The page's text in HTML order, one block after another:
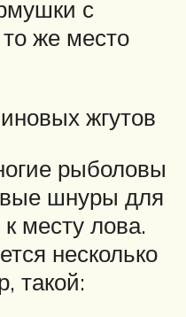
с
же место
жгутов
рыболовы
шнуры для
месту лова.
несколько
такой: